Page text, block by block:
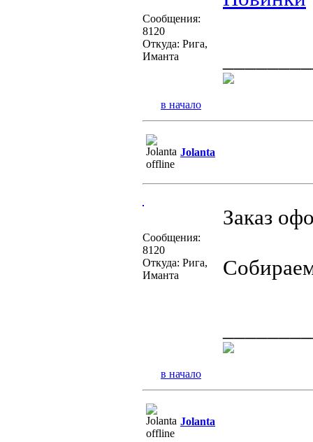
Сообщения:
8120
Откуда: Рига,
Иманта
в начало
Jolanta
Сообщения:
8120
Откуда: Рига,
Иманта
Заказ
в начало
Jolanta